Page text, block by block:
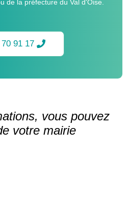
de la préfecture du Val d'Oise.
91 17
vous pouvez
votre mairie